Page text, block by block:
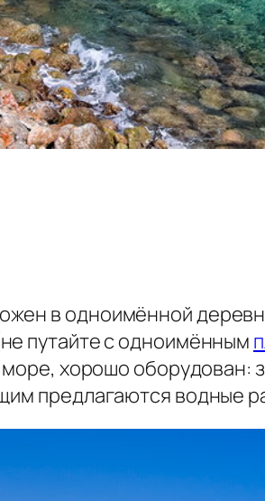
в одноимённой
путайте с одноимённым
хорошо оборудован:
предлагаются водные